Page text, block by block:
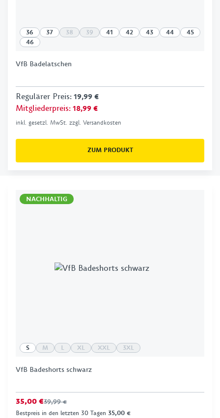
36 37 38 39 41 42 43 44
45
46
VfB Badelatschen
Regulärer Preis:19,99 €
Mitgliederpreis:18,99 €
inkl. gesetzl. MwSt. zzgl. Versandkosten
ZUM PRODUKT
NACHHALTIG
S M L XL XXL 3XL
VfB Badeshorts schwarz
35,00 €39,99 €
Bestpreis in den letzten 30 Tagen 35,00 €